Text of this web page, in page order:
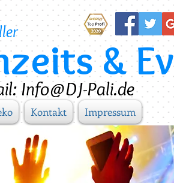
&
Info@DJ-Pali.de
Kontakt Impressum